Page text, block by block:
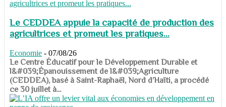
Le CEDDEA appuie la capacité de production des
agricultrices et promeut les pratiques...
Economie - 07/08/26
​​​​​​​Le Centre Éducatif pour le Développement Durable et
l&#039;Épanouissement de l&#039;Agriculture
(CEDDEA), basé à Saint-Raphaël, Nord d’Haïti, a procédé
ce 30 juillet à...